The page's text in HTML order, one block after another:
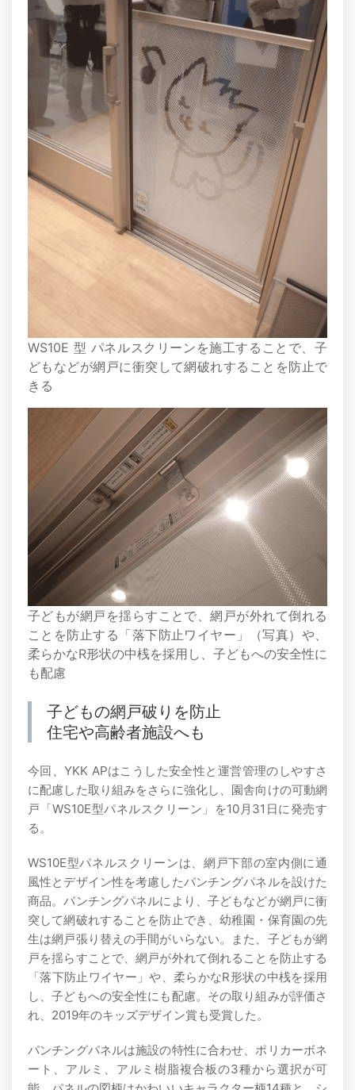
WS10E 型 パネルスクリーンを施工することで、子
どもなどが網戸に衝突して網破れすることを防止で
きる
子どもが網戸を揺らすことで、網戸が外れて倒れる
ことを防止する「落下防止ワイヤー」（写真）や、
柔らかなR形状の中桟を採用し、子どもへの安全性に
も配慮
子どもの網戸破りを防止
住宅や高齢者施設へも
今回、YKK APはこうした安全性と運営管理のしやすさ
に配慮した取り組みをさらに強化し、園舎向けの可動網
戸「WS10E型パネルスクリーン」を10月31日に発売す
る。
WS10E型パネルスクリーンは、網戸下部の室内側に通
風性とデザイン性を考慮したパンチングパネルを設けた
商品。パンチングパネルにより、子どもなどが網戸に衝
突して網破れすることを防止でき、幼稚園・保育園の先
生は網戸張り替えの手間がいらない。また、子どもが網
戸を揺らすことで、網戸が外れて倒れることを防止する
「落下防止ワイヤー」や、柔らかなR形状の中桟を採用
し、子どもへの安全性にも配慮。その取り組みが評価さ
れ、2019年のキッズデザイン賞も受賞した。
パンチングパネルは施設の特性に合わせ、ポリカーボネ
ート、アルミ、アルミ樹脂複合板の3種から選択が可